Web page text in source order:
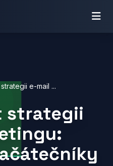
e-mail ...
strategii